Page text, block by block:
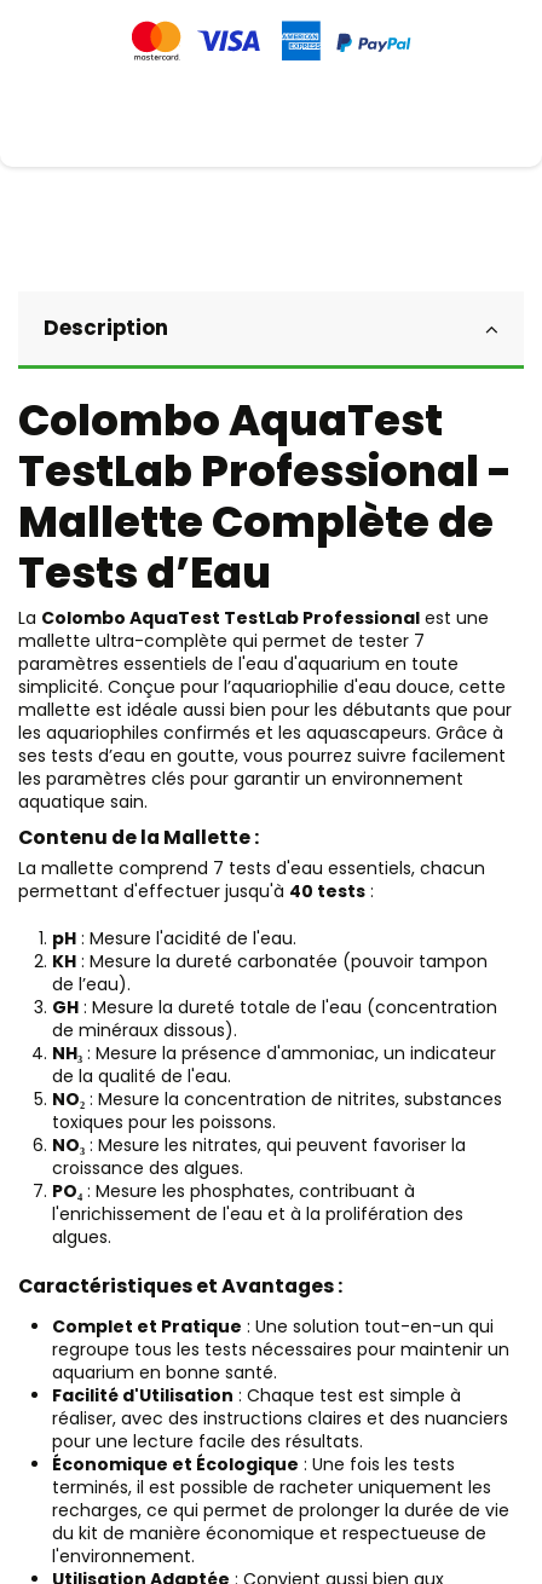
Description
Colombo AquaTest
TestLab Professional -
Mallette Complète de
Tests d’Eau
La Colombo AquaTest TestLab Professional est une
mallette ultra-complète qui permet de tester 7
paramètres essentiels de l'eau d'aquarium en toute
simplicité. Conçue pour l’aquariophilie d'eau douce, cette
mallette est idéale aussi bien pour les débutants que pour
les aquariophiles confirmés et les aquascapeurs. Grâce à
ses tests d’eau en goutte, vous pourrez suivre facilement
les paramètres clés pour garantir un environnement
aquatique sain.
Contenu de la Mallette :
La mallette comprend 7 tests d'eau essentiels, chacun
permettant d'effectuer jusqu'à 40 tests :
pH : Mesure l'acidité de l'eau.
KH : Mesure la dureté carbonatée (pouvoir tampon
de l’eau).
GH : Mesure la dureté totale de l'eau (concentration
de minéraux dissous).
NH₃ : Mesure la présence d'ammoniac, un indicateur
de la qualité de l'eau.
NO₂ : Mesure la concentration de nitrites, substances
toxiques pour les poissons.
NO₃ : Mesure les nitrates, qui peuvent favoriser la
croissance des algues.
PO₄ : Mesure les phosphates, contribuant à
l'enrichissement de l'eau et à la prolifération des
algues.
Caractéristiques et Avantages :
Complet et Pratique : Une solution tout-en-un qui
regroupe tous les tests nécessaires pour maintenir un
aquarium en bonne santé.
Facilité d'Utilisation : Chaque test est simple à
réaliser, avec des instructions claires et des nuanciers
pour une lecture facile des résultats.
Économique et Écologique : Une fois les tests
terminés, il est possible de racheter uniquement les
recharges, ce qui permet de prolonger la durée de vie
du kit de manière économique et respectueuse de
l'environnement.